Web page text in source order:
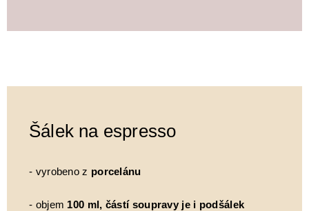
Šálek na espresso
- vyrobeno z porcelánu
- objem 100 ml, částí soupravy je i podšálek